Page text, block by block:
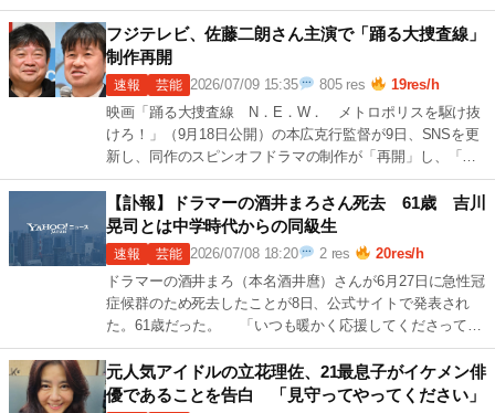
阜市に住む無職の長屋寛容疑者（86） 続きを読む →
1
[…]
フジテレビ、佐藤二朗さん主演で「踊る大捜査線」
制作再開
速報 芸能 2026/07/09 15:35 805 res
19res/h
映画「踊る大捜査線 N．E．W． メトロポリスを駆け抜
けろ！」（9月18日公開）の本広克行監督が9日、SNSを更
新し、同作のスピンオフドラマの制作が「再開」し、「ま
もなく完成」と明かした。スピンオ 続きを読む →
1
[…]
【訃報】ドラマーの酒井まろさん死去 61歳 吉川
晃司とは中学時代からの同級生
速報 芸能 2026/07/08 18:20 2 res
20res/h
ドラマーの酒井まろ（本名酒井麿）さんが6月27日に急性冠
症候群のため死去したことが8日、公式サイトで発表され
た。61歳だった。 「いつも暖かく応援してくださってい
る皆さまへ 音楽家、酒井麿が令 続きを読む →
20 […]
元人気アイドルの立花理佐、21最息子がイケメン俳
優であることを告白 「見守ってやってください」